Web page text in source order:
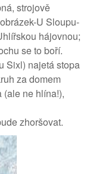
strojově
U Sloupu-
hájovnou;
se to boří.
Sixl) najetá stopa
za domem
(ale ne hlína!),
zhoršovat.